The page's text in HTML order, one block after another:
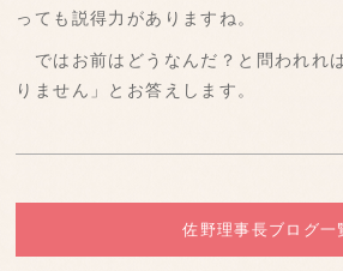
っても説得力がありますね。
ではお前はどうなんだ？と問われれ
りません」とお答えします。
佐野理事長ブログ一